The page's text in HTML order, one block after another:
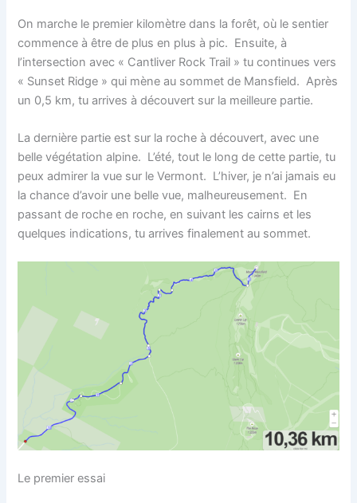
On marche le premier kilomètre dans la forêt, où le sentier
commence à être de plus en plus à pic. Ensuite, à
l’intersection avec « Cantliver Rock Trail » tu continues vers
« Sunset Ridge » qui mène au sommet de Mansfield. Après
un 0,5 km, tu arrives à découvert sur la meilleure partie.
La dernière partie est sur la roche à découvert, avec une
belle végétation alpine. L’été, tout le long de cette partie, tu
peux admirer la vue sur le Vermont. L’hiver, je n’ai jamais eu
la chance d’avoir une belle vue, malheureusement. En
passant de roche en roche, en suivant les cairns et les
quelques indications, tu arrives finalement au sommet.
Le premier essai